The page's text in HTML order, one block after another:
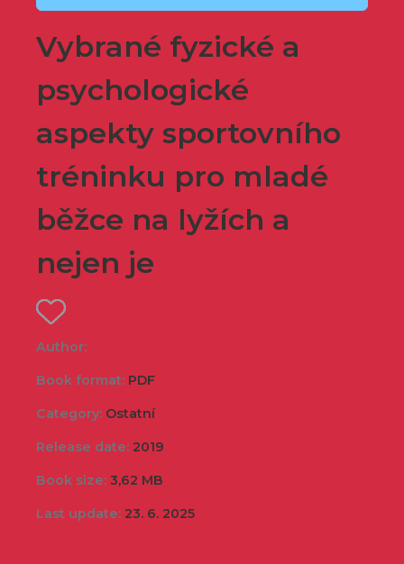
Vybrané fyzické a
psychologické
aspekty sportovního
tréninku pro mladé
běžce na lyžích a
nejen je
Author:
Book format: PDF
Category: Ostatní
Release date: 2019
Book size: 3,62 MB
Last update: 23. 6. 2025